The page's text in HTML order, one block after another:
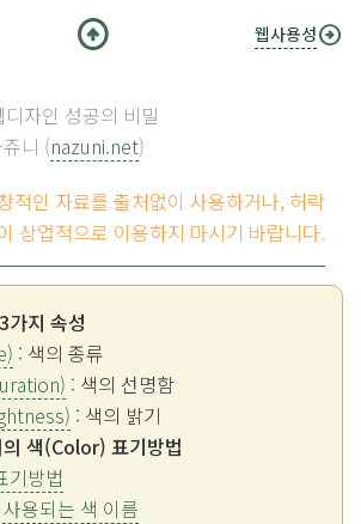
arrow_circle_up 웹사용성arrow_circle_right
자인 성공의 비밀
니 (nazuni.net)
적인 자료를 출처없이 사용하거나, 허락
상업적으로 이용하지 마시기 바랍니다.
지 속성
: 색의 종류
: 색의 선명함
: 색의 밝기
색(Color) 표기방법
기방법
용되는 색 이름